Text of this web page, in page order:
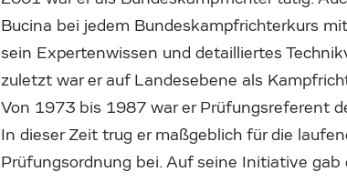
Bucina bei jedem Bundeskampfrichterkurs
sein Expertenwissen und detailliertes
zuletzt war er auf Landesebene als
Von 1973 bis 1987 war er Prüfungsreferent
In dieser Zeit trug er maßgeblich für die
Prüfungsordnung bei. Auf seine Initiative